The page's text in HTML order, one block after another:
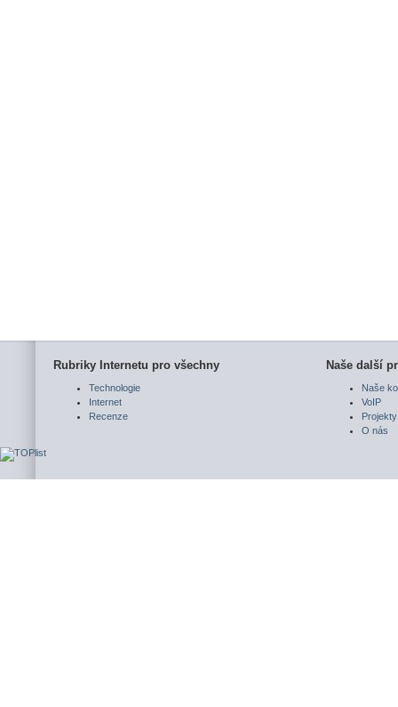
Rubriky Internetu pro všechny
Technologie
Internet
Recenze
Naše další
Naše
VoIP
Projekty
O nás